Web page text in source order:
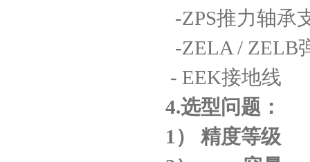
-ZPS推力轴承
-ZELA / ZELB
- EEK接地线
4.选型问题：
1） 精度等级